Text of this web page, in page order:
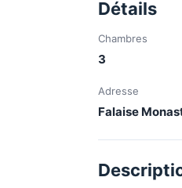
Détails
Chambres
3
Adresse
Falaise